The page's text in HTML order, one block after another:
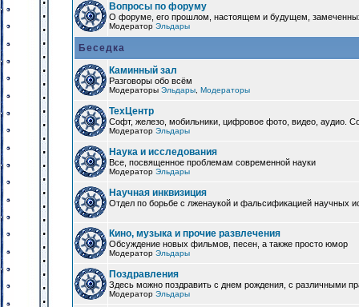
Вопросы по форуму
О форуме, его прошлом, настоящем и будущем,
Модератор Эльдары
Беседка
Каминный зал
Разговоры обо всём
Модераторы Эльдары Модераторы
ТехЦентр
Софт, железо, мобильники, цифровое фото, видео, аудио.
Модератор Эльдары
Наука и исследования
Все, посвященное проблемам современной науки
Модератор Эльдары
Научная инквизиция
Отдел по борьбе с лженаукой и фальсификацией научных
Кино, музыка и прочие развлечения
Обсуждение новых фильмов, песен, а также просто юмор
Модератор Эльдары
Поздравления
Здесь можно поздравить с днем рождения, с различными
Модератор Эльдары